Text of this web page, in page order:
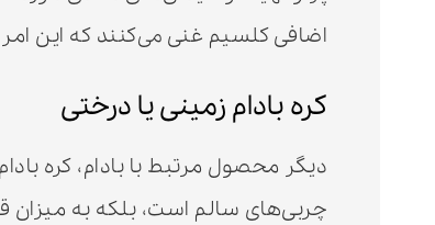
اضافی کلسیم غنی می‌کنند که این
کره بادام زمینی یا درختی
دیگر محصول مرتبط با بادام، کره
چربی‌های سالم است، بلکه به میزان